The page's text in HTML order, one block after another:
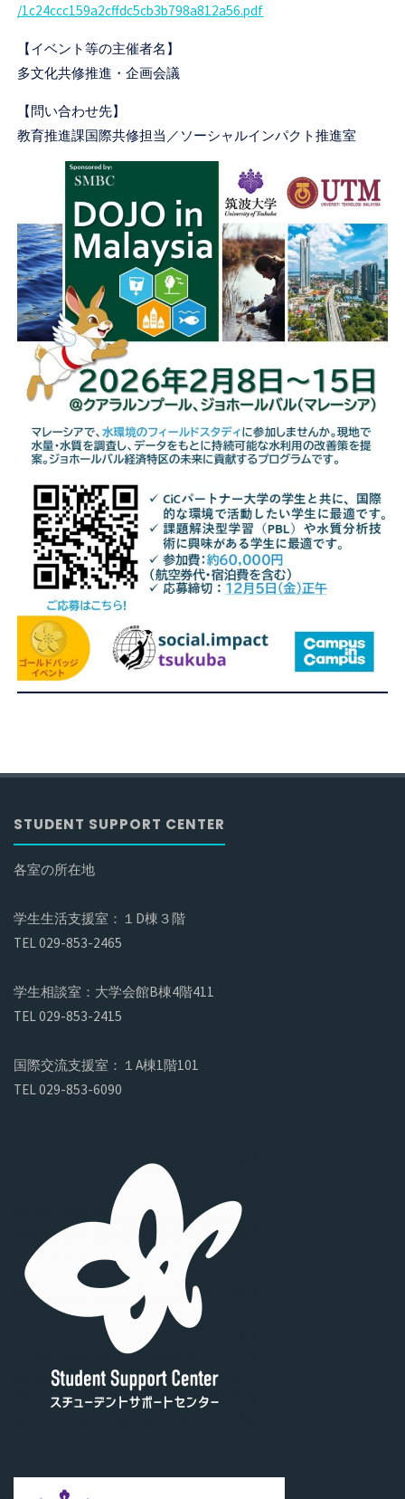
/1c24ccc159a2cffdc5cb3b798a812a56.pdf
【イベント等の主催者名】
多文化共修推進・企画会議
【問い合わせ先】
教育推進課国際共修担当／ソーシャルインパクト推進室
STUDENT SUPPORT CENTER
各室の所在地
学生生活支援室：１D棟３階
TEL 029-853-2465
学生相談室：大学会館B棟4階411
TEL 029-853-2415
国際交流支援室：１A棟1階101
TEL 029-853-6090